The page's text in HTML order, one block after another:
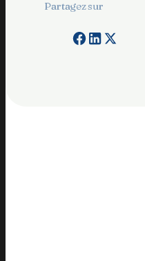
Partagez sur